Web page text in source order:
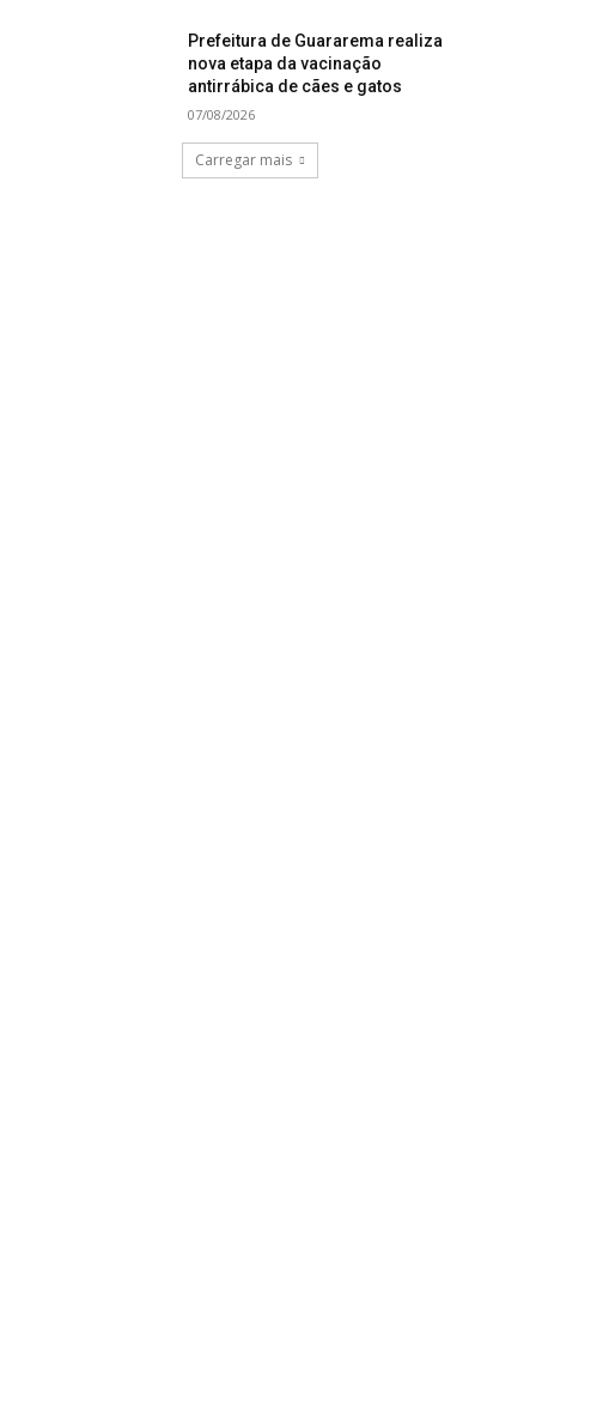
Prefeitura de Guararema realiza
nova etapa da vacinação
antirrábica de cães e gatos
07/08/2026
Carregar mais